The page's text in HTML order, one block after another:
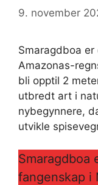
9. november
Smaragdboa
Amazonas-
bli opptil 2
utbredt art i
nybegynnere,
utvikle
Smaragdboa
fangenskap i